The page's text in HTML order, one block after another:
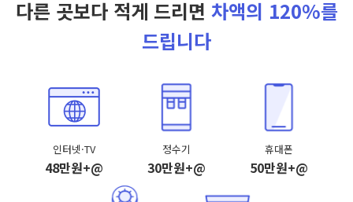
다른 곳보다 적게 드리면 차액의 120%를
드립니다
인터넷·TV
48만원+@
정수기
30만원+@
휴대폰
50만원+@